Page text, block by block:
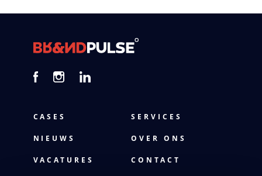
CASES SERVICES
NIEUWS OVER ONS
VACATURES CONTACT